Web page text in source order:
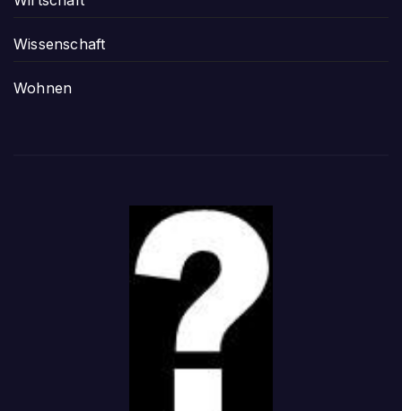
Wissenschaft
Wohnen